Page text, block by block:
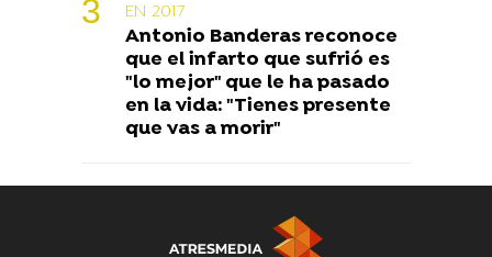
EN 2017
Antonio Banderas reconoce
que el infarto que sufrió es
"lo mejor" que le ha pasado
en la vida: "Tienes presente
que vas a morir"